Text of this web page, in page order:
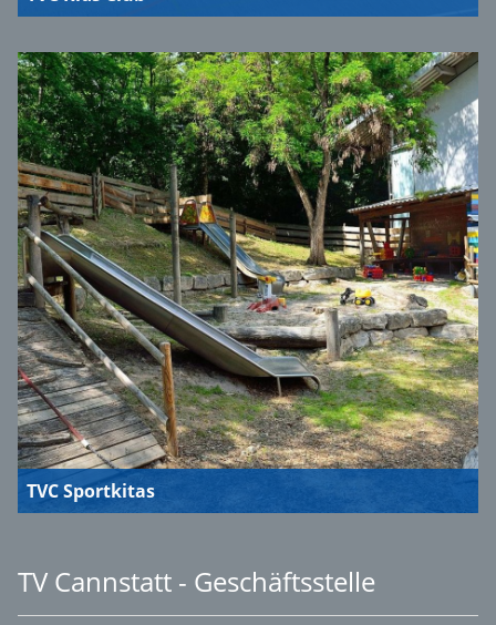
TVC Sportkitas
TV Cannstatt - Geschäftsstelle